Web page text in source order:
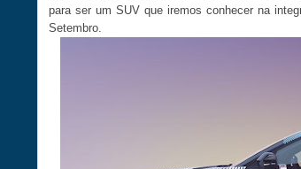
para ser um SUV que iremos conhecer na
Setembro.